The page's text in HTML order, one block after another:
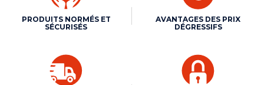
PRODUITS NORMÉS ET
SÉCURISÉS
AVANTAGES DES PRIX
DÉGRESSIFS